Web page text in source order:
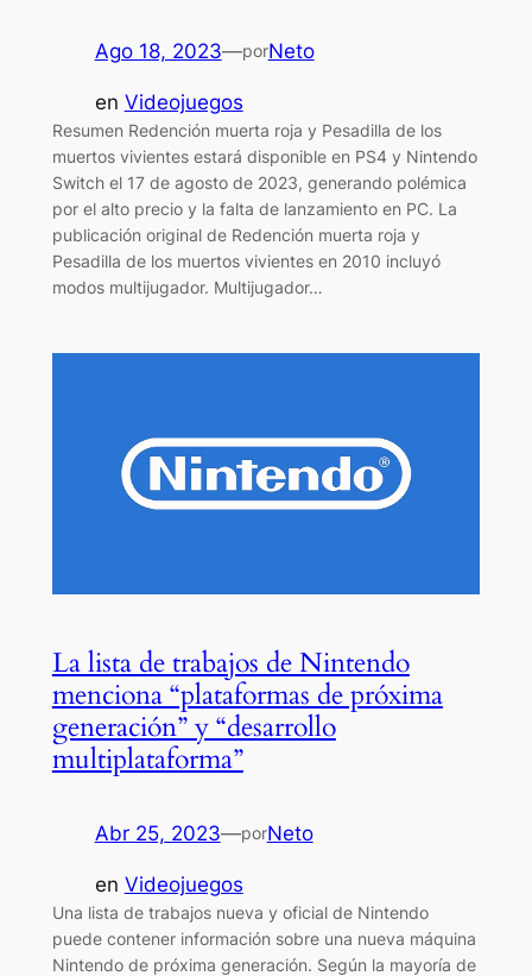
Ago 18, 2023—porNeto
en Videojuegos
Resumen Redención muerta roja y Pesadilla de los
muertos vivientes estará disponible en PS4 y Nintendo
Switch el 17 de agosto de 2023, generando polémica
por el alto precio y la falta de lanzamiento en PC. La
publicación original de Redención muerta roja y
Pesadilla de los muertos vivientes en 2010 incluyó
modos multijugador. Multijugador…
La lista de trabajos de Nintendo
menciona “plataformas de próxima
generación” y “desarrollo
multiplataforma”
Abr 25, 2023—porNeto
en Videojuegos
Una lista de trabajos nueva y oficial de Nintendo
puede contener información sobre una nueva máquina
Nintendo de próxima generación. Según la mayoría de